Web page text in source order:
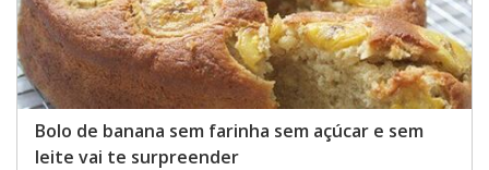
Bolo de banana sem farinha sem açúcar e sem
leite vai te surpreender